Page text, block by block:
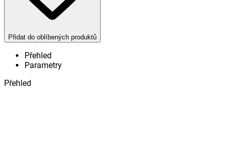
Přidat do oblíbených produktů
Přehled
Parametry
Přehled